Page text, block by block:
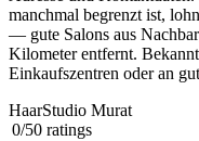
manchmal begrenzt ist,
— gute Salons aus
Kilometer entfernt.
Einkaufszentren oder an
HaarStudio Murat
0/50 ratings